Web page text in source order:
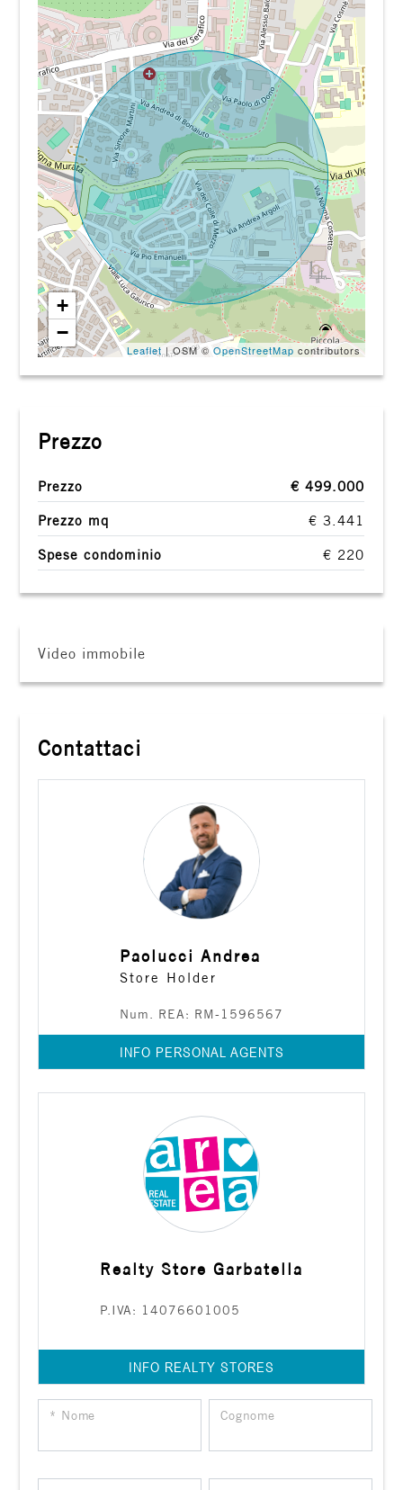
+
−
Leaflet| OSM © OpenStreetMap contributors
Prezzo
Prezzo
€ 499.000
Prezzo mq
€ 3.441
Spese condominio
€ 220
Video immobile
Contattaci
* Nome Cognome
Paolucci Andrea
Store Holder
Num. REA: RM-1596567
INFO PERSONAL AGENTS
Realty Store Garbatella
P.IVA: 14076601005
INFO REALTY STORES